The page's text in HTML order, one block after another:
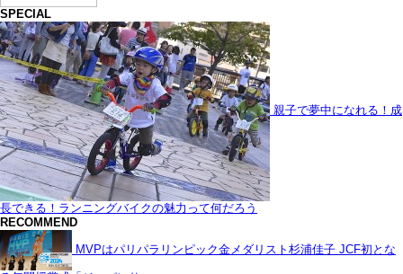
SPECIAL
親子で夢中になれる！成
長できる！ランニングバイクの魅力って何だろう
RECOMMEND
MVPはパリパラリンピック金メダリスト杉浦佳子 JCF初とな